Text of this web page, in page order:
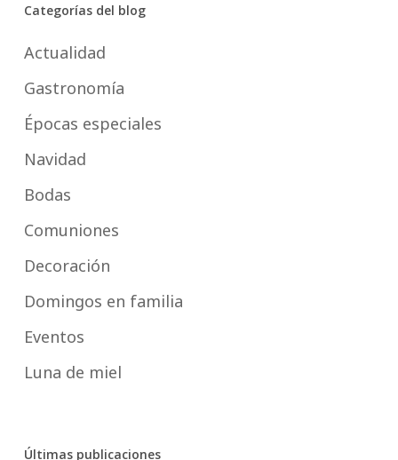
Categorías del blog
Actualidad
Gastronomía
Épocas especiales
Navidad
Bodas
Comuniones
Decoración
Domingos en familia
Eventos
Luna de miel
Últimas publicaciones